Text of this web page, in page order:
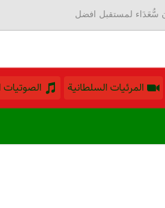
سُّعَدَاء لمستقبل افضل
المرئيات السلطانية الصوتيات